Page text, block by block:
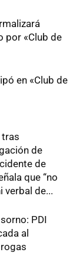
por «Club de
en «Club de
tras
de
de
que “no
verbal de...
PDI
al